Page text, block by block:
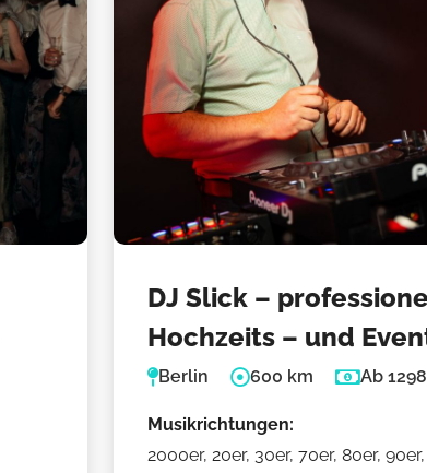
DJ Slick –
Hochzeits – und
Berlin 600 km Ab
Musikrichtungen:
2000er, 20er, 30er, 70er, 80er,